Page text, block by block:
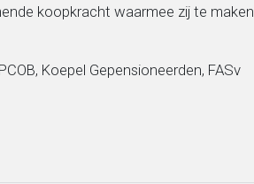
koopkracht waarmee zij te maken
Koepel Gepensioneerden, FASv